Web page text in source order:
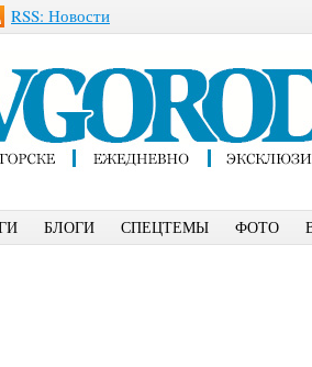
RSS: Новости
БЛОГИ СПЕЦТЕМЫ ФОТО